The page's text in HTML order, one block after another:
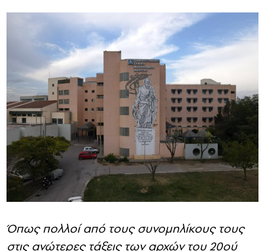
Όπως πολλοί από τους συνομηλίκους τους
στις ανώτερες τάξεις των αρχών του 20ού